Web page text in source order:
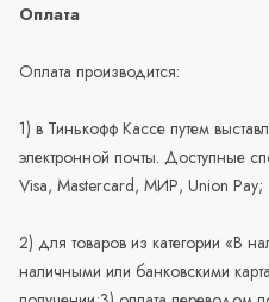
Оплата
Оплата производится:
1) в Тинькофф Кассе путем
электронной почты. Доступные
Visa, Mastercard, МИР, Union Pay;
2) для товаров из категории «В
наличными или банковскими